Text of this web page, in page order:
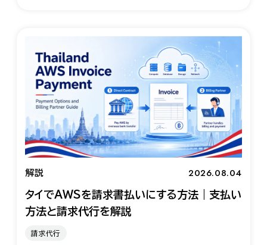
解説 2026.08.04
タイでAWSを請求書払いにする方法｜支払い
方法と請求代行を解説
請求代行